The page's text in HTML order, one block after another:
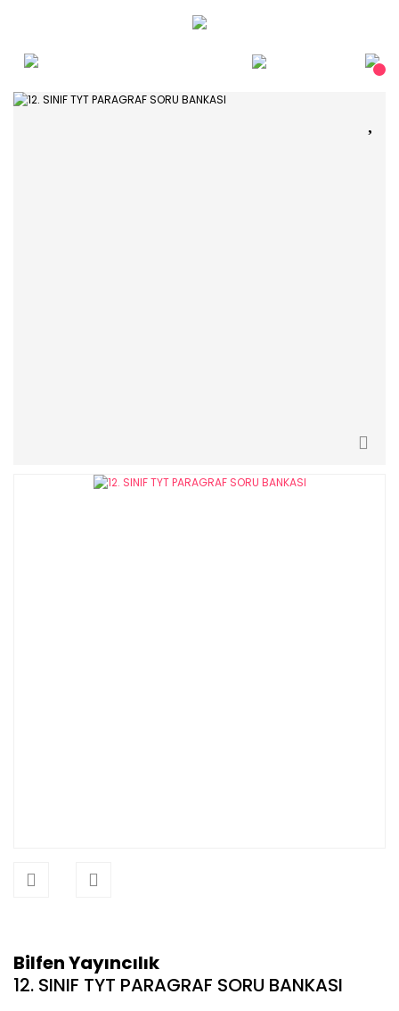
Bilfen Yayıncılık
12. SINIF TYT PARAGRAF SORU BANKASI